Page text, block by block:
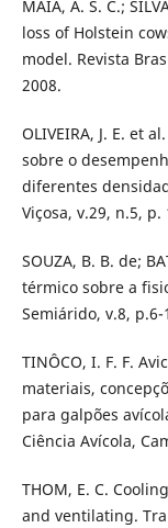
MAIA, A. S. C.;
loss of Holstein
model. Revista
2008.
OLIVEIRA, J. E. et
sobre o
diferentes
Viçosa, v.29, n.5, p.
SOUZA, B. B. de;
térmico sobre a
Semiárido, v.8, p.6-
TINÔCO, I. F. F.
materiais,
para galpões
Ciência Avícola,
THOM, E. C.
and ventilating.